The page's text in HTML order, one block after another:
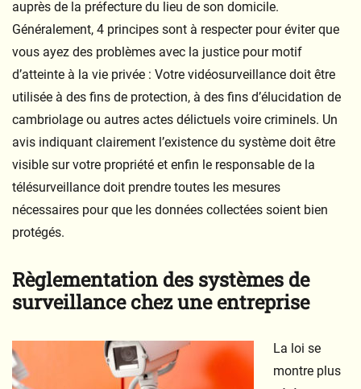
auprès de la préfecture du lieu de son domicile.
Généralement, 4 principes sont à respecter pour éviter que
vous ayez des problèmes avec la justice pour motif
d’atteinte à la vie privée : Votre vidéosurveillance doit être
utilisée à des fins de protection, à des fins d’élucidation de
cambriolage ou autres actes délictuels voire criminels. Un
avis indiquant clairement l’existence du système doit être
visible sur votre propriété et enfin le responsable de la
télésurveillance doit prendre toutes les mesures
nécessaires pour que les données collectées soient bien
protégés.
Règlementation des systèmes de
surveillance chez une entreprise
La loi se
montre plus